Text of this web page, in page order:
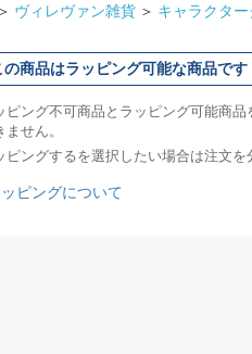
＞ ヴィレヴァン雑貨 ＞ キャラクタ
の商品はラッピング可能な商品です
ピング不可商品とラッピング可能商
ません。
ピングするを選択したい場合は注文を
ピングについて